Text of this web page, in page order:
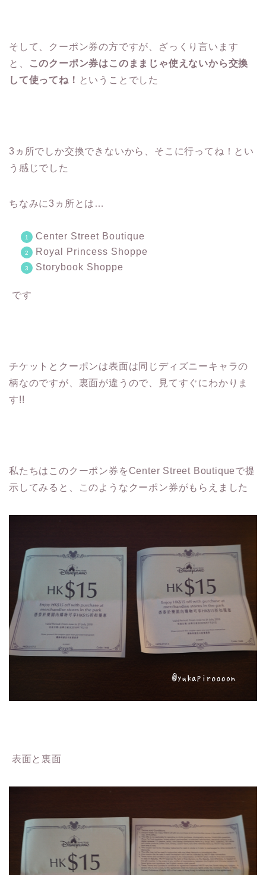
そして、クーポン券の方ですが、ざっくり言います
と、
このクーポン券はこのままじゃ使えないから交換
して使ってね！ ということでした
3ヵ所でしか交換できないから、そこに行ってね！とい
う感じでした
ちなみに3ヵ所とは…
Center Street Boutique
Royal Princess Shoppe
Storybook Shoppe
です
チケットとクーポンは表面は同じディズニーキャラの
柄なのですが、裏面が違うので、見てすぐにわかりま
す!!
私たちはこのクーポン券をCenter Street Boutiqueで提
示してみると、このようなクーポン券がもらえました
表面と裏面